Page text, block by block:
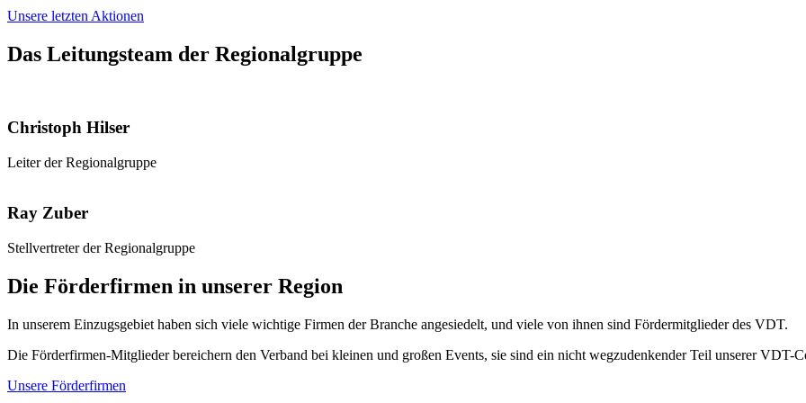
Unsere letzten Aktionen
Das Leitungsteam der Regionalgruppe
Christoph Hilser
Leiter der Regionalgruppe
Ray Zuber
Stellvertreter der Regionalgruppe
Die Förderfirmen in unserer Region
In unserem Einzugsgebiet haben sich viele wichtige Firmen der Branche angesiedelt, und viele von ihnen sind Fördermitglieder des VDT.
Die Förderfirmen-Mitglieder bereichern den Verband bei kleinen und großen Events, sie sind ein nicht wegzudenkender Teil unserer VDT-
Unsere Förderfirmen